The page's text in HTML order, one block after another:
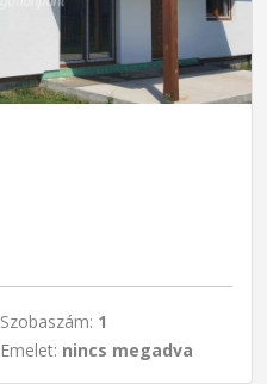
Szobaszám: 1
Emelet: nincs megadva